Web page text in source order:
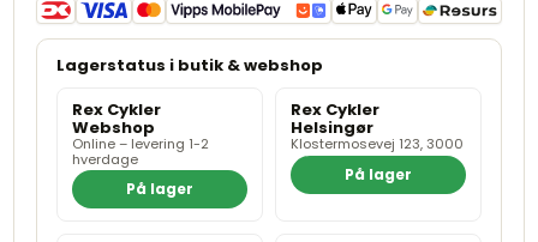
Rex Cykler
Webshop
Online – levering 1-2
hverdage
På lager
Rex Cykler
Helsingør
Klostermosevej 123, 3000
På lager